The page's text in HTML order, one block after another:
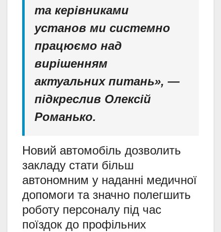
та керівниками
установ ми системно
працюємо над
вирішенням
актуальних питань», —
підкреслив Олексій
Романько.
Новий автомобіль дозволить
закладу стати більш
автономним у наданні медичної
допомоги та значно полегшить
роботу персоналу під час
поїздок до профільних